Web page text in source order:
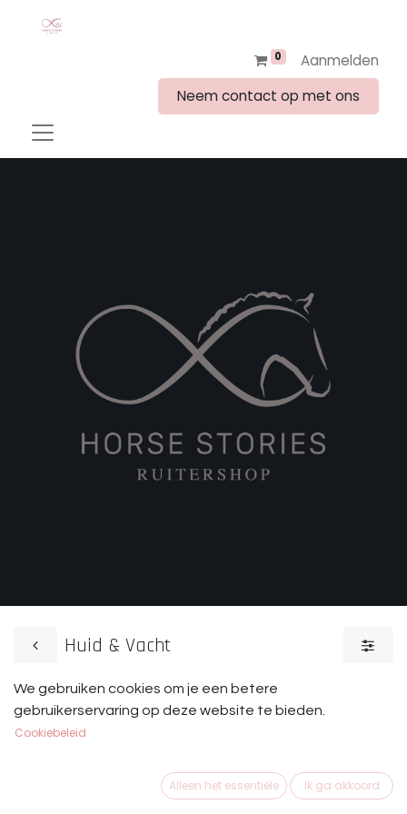
0
Aanmelden
Neem contact op met ons
Huid & Vacht
Lederverzorging
We gebruiken cookies om je een betere
gebruikerservaring op deze website te bieden.
Cookiebeleid
Alleen het essentiële Ik ga akkoord